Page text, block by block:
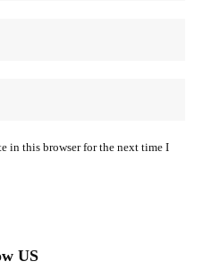
in this browser for the next time I
US